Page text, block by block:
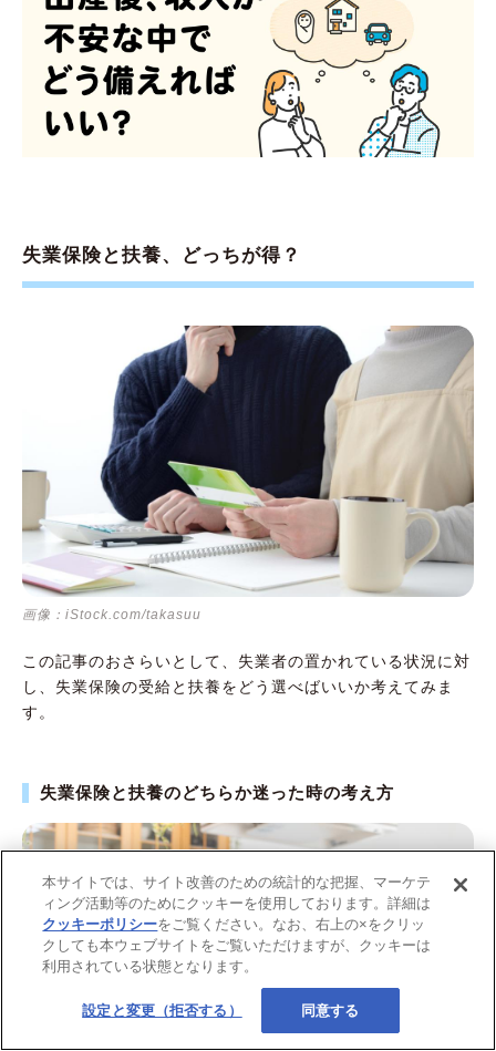
失業保険と扶養、どっちが得？
画像：iStock.com/takasuu
この記事のおさらいとして、失業者の置かれている状況に対
し、失業保険の受給と扶養をどう選べばいいか考えてみま
す。
失業保険と扶養のどちらか迷った時の考え方
本サイトでは、サイト改善のための統計的な把握、マーケテ
ィング活動等のためにクッキーを使用しております。詳細は
クッキーポリシーをご覧ください。なお、右上の×をクリッ
クしても本ウェブサイトをご覧いただけますが、クッキーは
利用されている状態となります。
設定と変更（拒否する） 同意する